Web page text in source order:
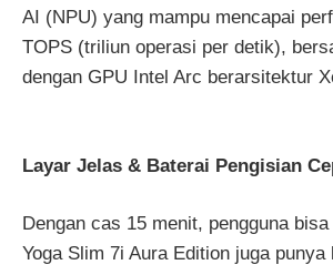
AI (NPU) yang mampu mencapai
TOPS (triliun operasi per detik),
dengan GPU Intel Arc berarsitektur
Layar Jelas & Baterai Pengisian
Dengan cas 15 menit, pengguna
Yoga Slim 7i Aura Edition juga